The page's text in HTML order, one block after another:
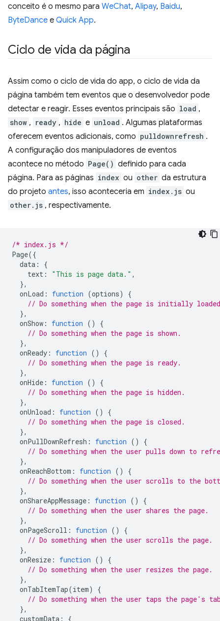
conceito é o mesmo para WeChat, Alipay, Baidu,
ByteDance e Quick App.
Ciclo de vida da página
Assim como o ciclo de vida do app, o ciclo de vida da
página também tem eventos que o desenvolvedor pode
detectar e reagir. Esses eventos principais são load ,
show , ready , hide e unload . Algumas plataformas
oferecem eventos adicionais, como pulldownrefresh .
A configuração dos manipuladores de eventos
acontece no método Page() definido para cada
página. Para as páginas index ou other da estrutura
do projeto antes, isso aconteceria em index.js ou
other.js , respectivamente.
/* index.js */
Page({
data :
{
text : "This is page data." ,
},
onLoad : function (options)
{
// Do something when the page is initially
},
onShow : function ()
{
// Do something when the page is shown.
},
onReady : function ()
{
// Do something when the page is ready.
},
onHide : function ()
{
// Do something when the page is hidden.
},
onUnload : function ()
{
// Do something when the page is closed.
},
onPullDownRefresh : function ()
{
// Do something when the user pulls down to
},
onReachBottom : function ()
{
// Do something when the user scrolls to the
},
onShareAppMessage : function ()
{
// Do something when the user shares the page.
},
onPageScroll : function ()
{
// Do something when the user scrolls the page.
},
onResize : function ()
{
// Do something when the user resizes the page.
},
onTabItemTap(item)
{
// Do something when the user taps the page's
},
customData :
{